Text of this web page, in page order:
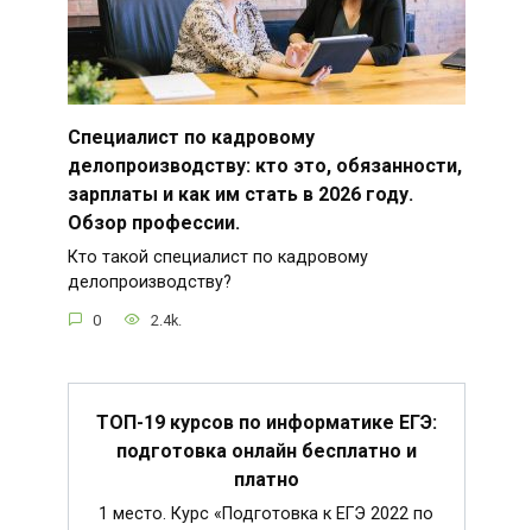
Специалист по кадровому
делопроизводству: кто это, обязанности,
зарплаты и как им стать в 2026 году.
Обзор профессии.
Кто такой специалист по кадровому
делопроизводству?
0 2.4k.
ТОП-19 курсов по информатике ЕГЭ:
подготовка онлайн бесплатно и
платно
1 место. Курс «Подготовка к ЕГЭ 2022 по